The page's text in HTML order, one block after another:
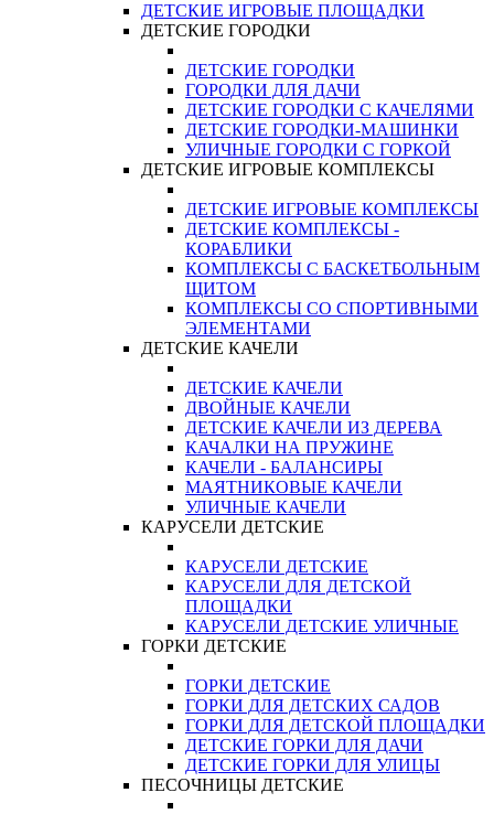
ДЕТСКИЕ ИГРОВЫЕ ПЛОЩАДКИ
ДЕТСКИЕ ГОРОДКИ
ДЕТСКИЕ ГОРОДКИ
ГОРОДКИ ДЛЯ ДАЧИ
ДЕТСКИЕ ГОРОДКИ С КАЧЕЛЯМИ
ДЕТСКИЕ ГОРОДКИ-МАШИНКИ
УЛИЧНЫЕ ГОРОДКИ С ГОРКОЙ
ДЕТСКИЕ ИГРОВЫЕ КОМПЛЕКСЫ
ДЕТСКИЕ ИГРОВЫЕ КОМПЛЕКСЫ
ДЕТСКИЕ КОМПЛЕКСЫ -
КОРАБЛИКИ
КОМПЛЕКСЫ С БАСКЕТБОЛЬНЫМ
ЩИТОМ
КОМПЛЕКСЫ СО СПОРТИВНЫМИ
ЭЛЕМЕНТАМИ
ДЕТСКИЕ КАЧЕЛИ
ДЕТСКИЕ КАЧЕЛИ
ДВОЙНЫЕ КАЧЕЛИ
ДЕТСКИЕ КАЧЕЛИ ИЗ ДЕРЕВА
КАЧАЛКИ НА ПРУЖИНЕ
КАЧЕЛИ - БАЛАНСИРЫ
МАЯТНИКОВЫЕ КАЧЕЛИ
УЛИЧНЫЕ КАЧЕЛИ
КАРУСЕЛИ ДЕТСКИЕ
КАРУСЕЛИ ДЕТСКИЕ
КАРУСЕЛИ ДЛЯ ДЕТСКОЙ
ПЛОЩАДКИ
КАРУСЕЛИ ДЕТСКИЕ УЛИЧНЫЕ
ГОРКИ ДЕТСКИЕ
ГОРКИ ДЕТСКИЕ
ГОРКИ ДЛЯ ДЕТСКИХ САДОВ
ГОРКИ ДЛЯ ДЕТСКОЙ ПЛОЩАДКИ
ДЕТСКИЕ ГОРКИ ДЛЯ ДАЧИ
ДЕТСКИЕ ГОРКИ ДЛЯ УЛИЦЫ
ПЕСОЧНИЦЫ ДЕТСКИЕ